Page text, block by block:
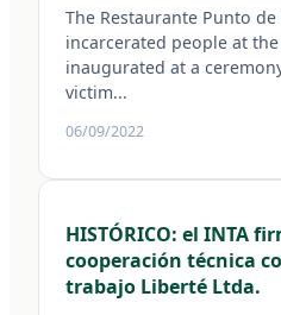
The Restaurante Punto
incarcerated people at
inaugurated at a
victim...
06/09/2022
HISTÓRICO: el INTA
cooperación técnica
trabajo Liberté Ltda.